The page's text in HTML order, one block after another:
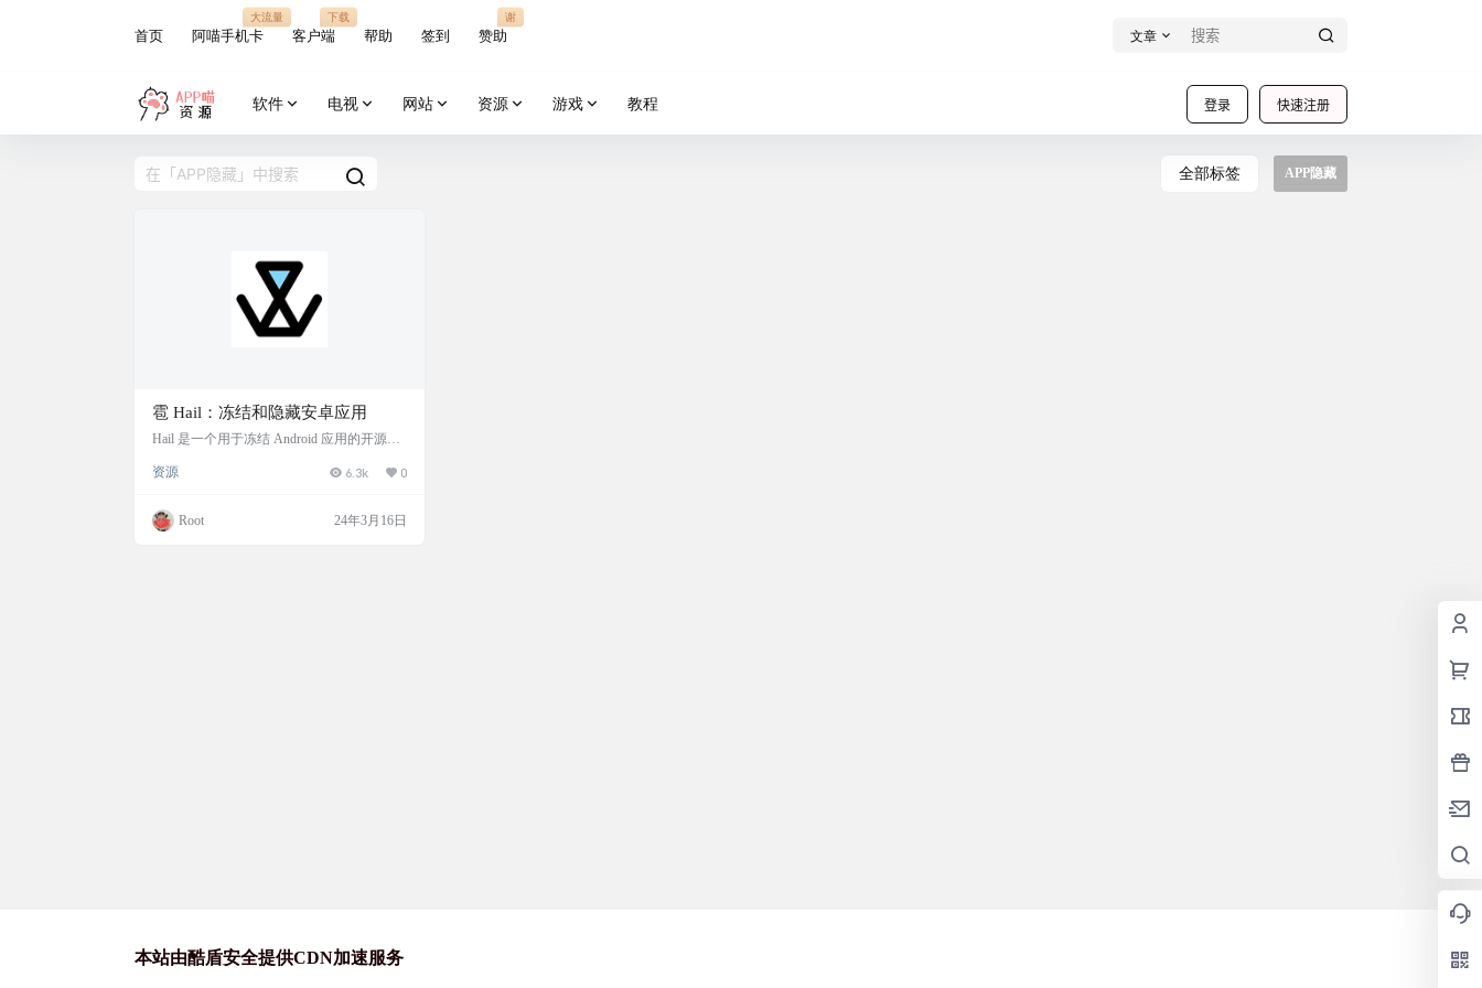
首页 阿喵手机卡
大流量
客户端
下载
帮助 签到 赞助
谢
文章
登录 快速注册
软件 电视 网站 资源 游戏 教程
全部标签 APP隐藏
雹 Hail：冻结和隐藏安卓应用
Hail 是一个用于冻结 Android 应用的开源软
以此控制设备使用、减少内存占用和节省电
多种工作模式，包括设备所有者、Dhizuk
u、超级用户（Root）和 Shizuku（含 Su
资源 6.3k 0
Root 24年3月16日
本站由酷盾安全提供CDN加速服务